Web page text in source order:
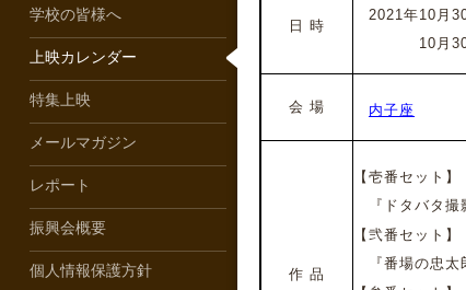
日 時
2021年10月
10月
会 場 内子座
作 品
【壱番セット】
『ドタバタ撮
【弐番セット】
『番場の忠太
学校の皆様へ
上映カレンダー
特集上映
メールマガジン
レポート
振興会概要
個人情報保護方針